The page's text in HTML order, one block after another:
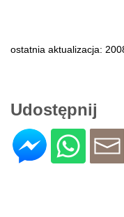
ostatnia aktualizacja:
Udostępnij